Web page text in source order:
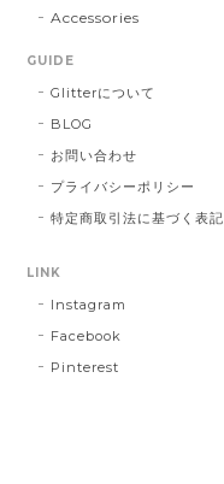
Accessories
GUIDE
Glitterについて
BLOG
お問い合わせ
プライバシーポリシー
特定商取引法に基づく表記
LINK
Instagram
Facebook
Pinterest